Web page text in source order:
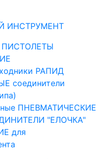
ИНСТРУМЕНТ
ПИСТОЛЕТЫ
РАПИД
соединители
ПНЕВМАТИЧЕСКИЕ
"ЕЛОЧКА"
для